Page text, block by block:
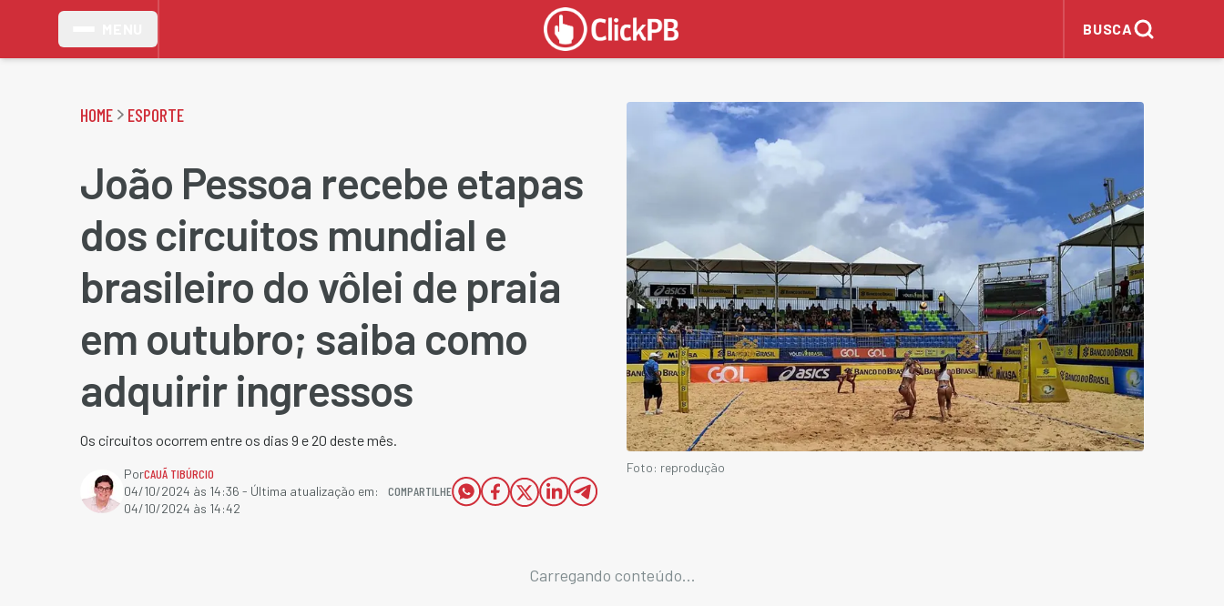
BUSCA
HOME ESPORTE
João Pessoa recebe etapas
dos circuitos mundial e
brasileiro do vôlei de praia
em outubro; saiba como
adquirir ingressos
Os circuitos ocorrem entre os dias 9 e 20 deste mês.
PorCAUÃ TIBÚRCIO
04/10/2024 às 14:36 - Última atualização em:
04/10/2024 às 14:42
COMPARTILHE
Foto: reprodução
Carregando conteúdo...